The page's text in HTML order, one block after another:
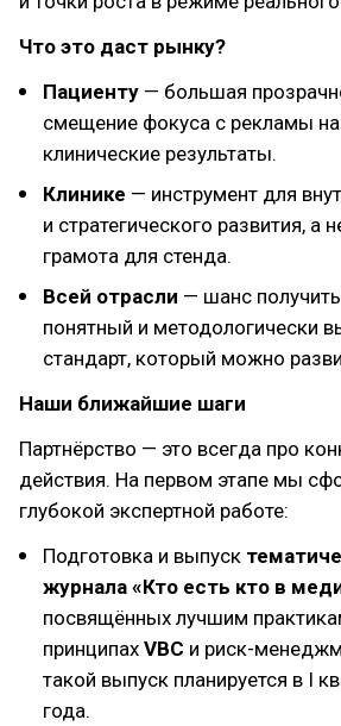
Что это даст рынку?
Пациенту — большая
смещение фокуса с рекламы
клинические результаты.
Клинике — инструмент для
и стратегического развития, а
грамота для стенда.
Всей отрасли — шанс
понятный и методологически
стандарт, который можно
Наши ближайшие шаги
Партнёрство — это всегда про
действия. На первом этапе мы
глубокой экспертной работе:
Подготовка и выпуск
журнала «Кто есть кто в
посвящённых лучшим
принципах VBC и риск-
такой выпуск планируется в I
года.